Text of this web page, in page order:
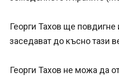
Георги Тахов ще
заседават до късно тази
Георги Тахов не можа да